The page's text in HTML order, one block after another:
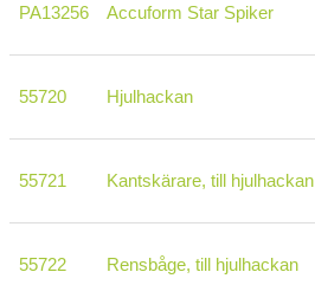
PA13256 Accuform Star Spiker
55720 Hjulhackan
55721 Kantskärare, till hjulhackan
55722 Rensbåge, till hjulhackan